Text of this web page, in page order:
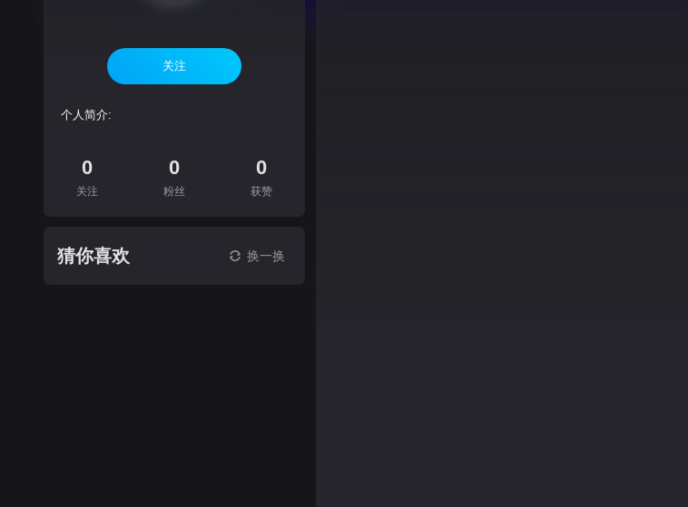
关注
个人简介:
0
关注
0
粉丝
0
获赞
猜你喜欢 换一换